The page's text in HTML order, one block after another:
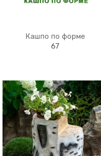
Кашпо по форме
67